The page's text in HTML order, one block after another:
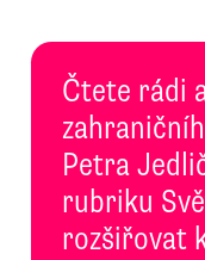
Čtete rádi
Petra
rubriku
rozšiřovat